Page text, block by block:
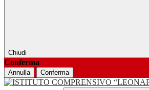
Chiudi
Conferma
Annulla Conferma